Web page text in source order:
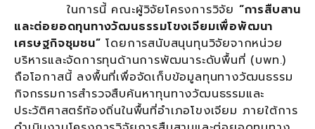
ในการนี้ คณะผู้วิจัยโครงการวิจัย “การสืบสาน
และต่อยอดทุนทางวัฒนธรรมโขงเจียมเพื่อพัฒนา
เศรษฐกิจชุมชน”โดยการสนับสนุนทุนวิจัยจากหน่วย
บริหารและจัดการทุนด้านการพัฒนาระดับพื้นที่ (บพท.)
ถือโอกาสนี้ ลงพื้นที่เพื่อจัดเก็บข้อมูลทุนทางวัฒนธรรม
กิจกรรมการสำรวจสืบค้นหาทุนทางวัฒนธรรมและ
ประวัติศาสตร์ท้องถิ่นในพื้นที่อำเภอโขงเจียม ภายใต้การ